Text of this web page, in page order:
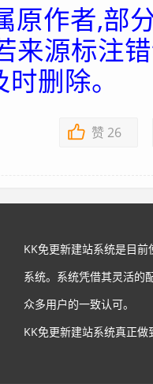
原作者,部
来源标注
删除。
赞 26
KK免更新建站系统是目
系统。系统凭借其灵活的
众多用户的一致认可。
KK免更新建站系统真正